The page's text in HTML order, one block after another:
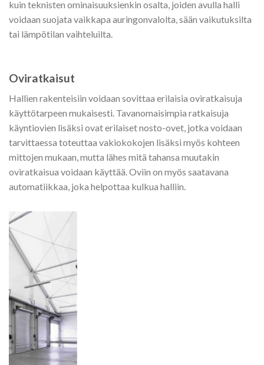
kuin teknisten ominaisuuksienkin osalta, joiden avulla halli
voidaan suojata vaikkapa auringonvalolta, sään vaikutuksilta
tai lämpötilan vaihteluilta.
Oviratkaisut
Hallien rakenteisiin voidaan sovittaa erilaisia oviratkaisuja
käyttötarpeen mukaisesti. Tavanomaisimpia ratkaisuja
käyntiovien lisäksi ovat erilaiset nosto-ovet, jotka voidaan
tarvittaessa toteuttaa vakiokokojen lisäksi myös kohteen
mittojen mukaan, mutta lähes mitä tahansa muutakin
oviratkaisua voidaan käyttää. Oviin on myös saatavana
automatiikkaa, joka helpottaa kulkua halliin.